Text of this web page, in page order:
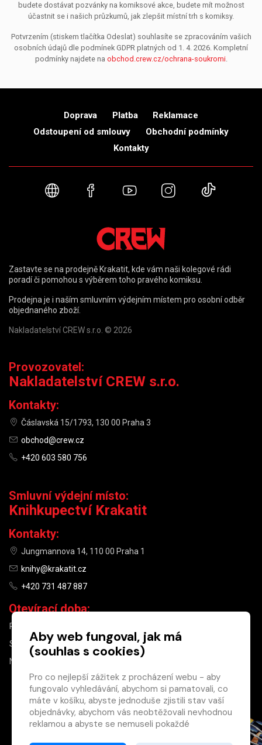
budete dostávat pozvánky na komiksové akce, budete mít možnost
účastnit se i našich průzkumů, jak zlepšit místní trh s komiksy.
Potvrzením (stiskem tlačítka Odeslat) souhlasíte se zpracováním vašich
osobních údajů dle podmínek GDPR platných od 1. 4. 2026. Kompletní
podmínky najdete na obchod.crew.cz/ochrana-soukromi.
×
Máte u nás již
registrovaný
účet?
Doprava Platba
Reklamace
Odstoupení od smlouvy
Obchodní podmínky
Kontakty
Webové stránky
FacebookYouTubeInstagram
Zastavte se na prodejně Krakatit, kde vám naši kolegové rádi
poradí či pomohou s výběrem toho pravého komiksu.
Prodejna je i naším smluvním výdejním místem pro osobní odběr
objednaného zboží.
Nakladatelství CREW s.r.o. © 2026
Provozovatel:
Nakladatelství CREW s.r.o.
Kontakty:
Čáslavská 15/1793, 130 00 Praha 3
obchod@crew.cz
+420 603 580 756
Smluvní výdejní místo:
Knihkupectví Krakatit
Kontakty:
Jungmannova 14, 110 00 Praha 1
knihy@krakatit.cz
+420 731 487 887
Otevírací doba:
PO–PÁ
SO
10:00–13:00
NE
Aby web fungoval, jak má
(souhlas s cookies)
Pro co nejlepší zážitek z procházení webu - aby
fungovalo vyhledávání, abychom si pamatovali, co
máte v košíku, abyste jednoduše zjistili stav vaší
objednávky, abychom vás neobtěžovali nevhodnou
reklamou a abyste se nemuseli pokaždé